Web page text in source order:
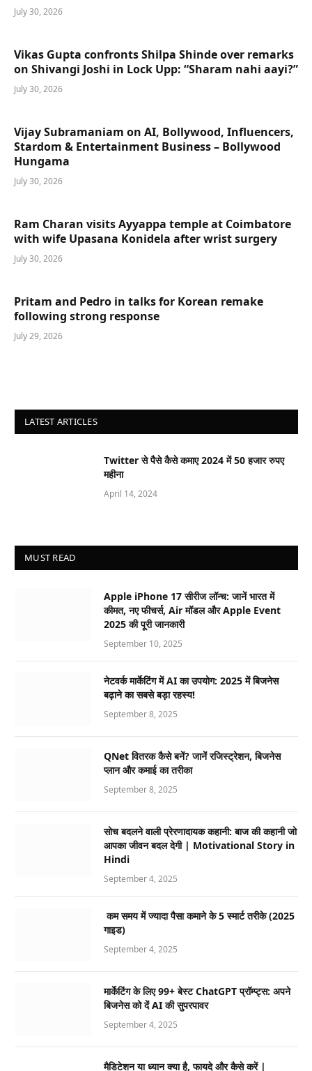
July 30, 2026
Vikas Gupta confronts Shilpa Shinde over remarks
on Shivangi Joshi in Lock Upp: “Sharam nahi aayi?”
July 30, 2026
Vijay Subramaniam on AI, Bollywood, Influencers,
Stardom & Entertainment Business – Bollywood
Hungama
July 30, 2026
Ram Charan visits Ayyappa temple at Coimbatore
with wife Upasana Konidela after wrist surgery
July 30, 2026
Pritam and Pedro in talks for Korean remake
following strong response
July 29, 2026
LATEST ARTICLES
Twitter से पैसे कैसे कमाए 2024 में 50 हजार रुपए
महीना
April 14, 2024
MUST READ
Apple iPhone 17 सीरीज लॉन्च: जानें भारत में
कीमत, नए फीचर्स, Air मॉडल और Apple Event
2025 की पूरी जानकारी
September 10, 2025
नेटवर्क मार्केटिंग में AI का उपयोग: 2025 में बिजनेस
बढ़ाने का सबसे बड़ा रहस्य!
September 8, 2025
QNet वितरक कैसे बनें? जानें रजिस्ट्रेशन, बिजनेस
प्लान और कमाई का तरीका
September 8, 2025
सोच बदलने वाली प्रेरणादायक कहानी: बाज की कहानी जो
आपका जीवन बदल देगी | Motivational Story in
Hindi
September 4, 2025
कम समय में ज्यादा पैसा कमाने के 5 स्मार्ट तरीके (2025
गाइड)
September 4, 2025
मार्केटिंग के लिए 99+ बेस्ट ChatGPT प्रॉम्प्ट्स: अपने
बिजनेस को दें AI की सुपरपावर
September 4, 2025
मैडिटेशन या ध्यान क्या है, फायदे और कैसे करें |